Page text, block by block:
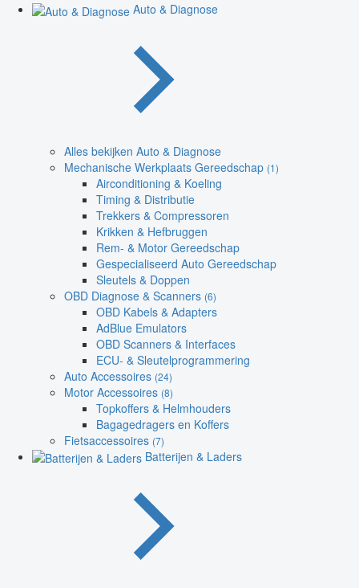
Auto & Diagnose
Alles bekijken Auto & Diagnose
Mechanische Werkplaats Gereedschap (1)
Airconditioning & Koeling
Timing & Distributie
Trekkers & Compressoren
Krikken & Hefbruggen
Rem- & Motor Gereedschap
Gespecialiseerd Auto Gereedschap
Sleutels & Doppen
OBD Diagnose & Scanners (6)
OBD Kabels & Adapters
AdBlue Emulators
OBD Scanners & Interfaces
ECU- & Sleutelprogrammering
Auto Accessoires (24)
Motor Accessoires (8)
Topkoffers & Helmhouders
Bagagedragers en Koffers
Fietsaccessoires (7)
Batterijen & Laders